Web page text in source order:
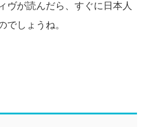
ヴが読んだら、すぐに日本人
でしょうね。